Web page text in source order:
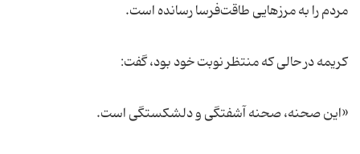
مردم را به مرزهایی طاقت‌فرسا رسانده است.
کریمه در حالی که منتظر نوبت خود بود، گفت:
«این صحنه، صحنه آشفتگی و دلشکستگی است.